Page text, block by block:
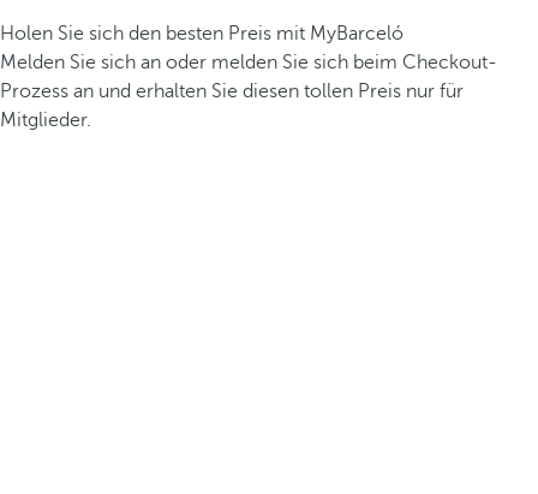
Holen Sie sich den besten Preis mit MyBarceló
Melden Sie sich an oder melden Sie sich beim Checkout-
Prozess an und erhalten Sie diesen tollen Preis nur für
Mitglieder.